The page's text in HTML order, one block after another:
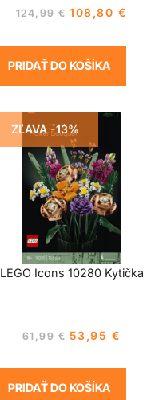
124,99€ 108,80 €
PRIDAŤ DO KOŠÍKA
ZĽAVA -13%
LEGO Icons 10280 Kytička
61,99€ 53,95 €
PRIDAŤ DO KOŠÍKA